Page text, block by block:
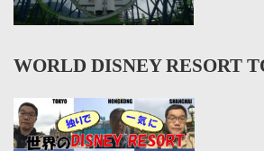
WORLD DISNEY RESORT